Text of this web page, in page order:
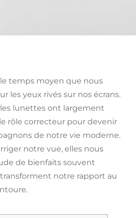
le temps moyen que nous
les yeux rivés sur nos écrans.
lunettes ont largement
rôle correcteur pour devenir
de notre vie moderne.
notre vue, elles nous
de bienfaits souvent
notre rapport au